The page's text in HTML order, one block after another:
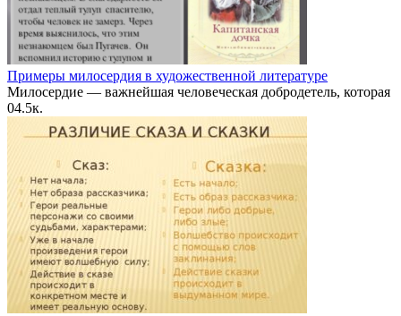
Примеры милосердия в художественной литературе
Милосердие — важнейшая человеческая добродетель, которая
04.5к.